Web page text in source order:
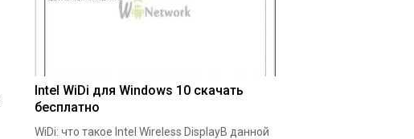
Intel WiDi для Windows 10 скачать
бесплатно
WiDi: что такое Intel Wireless DisplayВ данной